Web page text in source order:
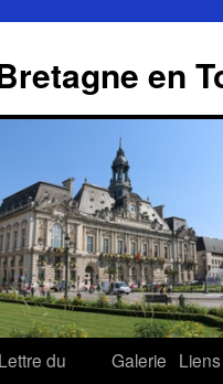
en
Lettre du
Galerie Liens